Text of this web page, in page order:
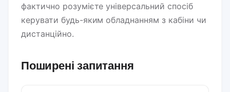
фактично розумієте універсальний спосіб
керувати будь-яким обладнанням з кабіни чи
дистанційно.
Поширені запитання